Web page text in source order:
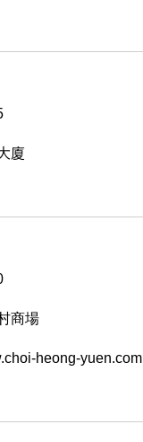
廈
商場
heong-yuen.com